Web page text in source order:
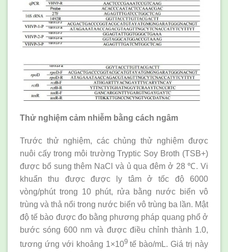
Thử nghiệm cảm nhiễm bằng cách ngâm
Trước thử nghiệm, các chủng thử nghiệm được
nuôi cấy trong môi trường Tryptic Soy Broth (TSB+)
được bổ sung thêm NaCl và ủ qua đêm ở 28 ℃. Vi
khuẩn thu được được ly tâm ở tốc độ 6000
vòng/phút trong 10 phút, rửa bằng nước biển vô
trùng và thả nổi trong nước biển vô trùng ba lần. Mật
độ tế bào được đo bằng phương pháp quang phổ ở
bước sóng 600 nm và được điều chỉnh thành 1.0,
tương ứng với khoảng 1×109tế bào/mL. Giá trị này